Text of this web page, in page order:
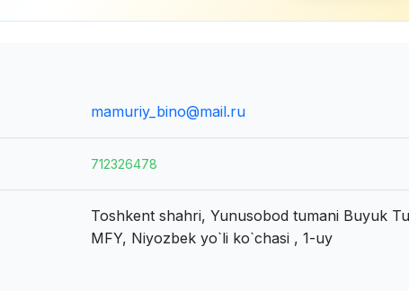
mamuriy_bino@mail.ru
712326478
Toshkent shahri, Yunusobod tumani Buyuk
MFY, Niyozbek yo`li ko`chasi , 1-uy